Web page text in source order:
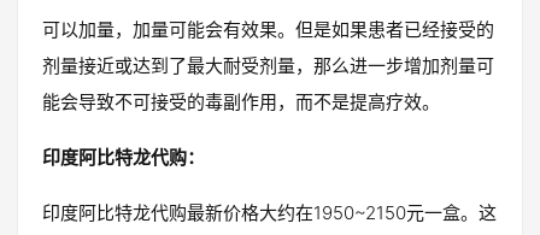
可以加量，加量可能会有效果。但是如果患者已经接受的
剂量接近或达到了最大耐受剂量，那么进一步增加剂量可
能会导致不可接受的毒副作用，而不是提高疗效。
印度阿比特龙代购：
印度阿比特龙代购最新价格大约在1950~2150元一盒。这